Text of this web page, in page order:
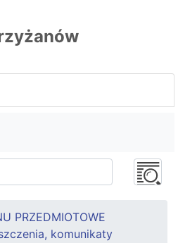
PRZEDMIOTOWE
komunikaty